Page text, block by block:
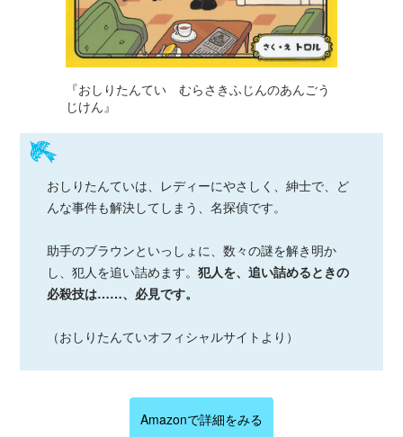
『おしりたんてい むらさきふじんのあんごう
じけん』
おしりたんていは、レディーにやさしく、紳士で、ど
んな事件も解決してしまう、名探偵です。
助手のブラウンといっしょに、数々の謎を解き明か
し、犯人を追い詰めます。犯人を、追い詰めるときの
必殺技は……、必見です。
（おしりたんていオフィシャルサイトより）
Amazonで詳細をみる